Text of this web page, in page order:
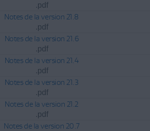
.pdf
Notes de la version 21.8
.pdf
Notes de la version 21.6
.pdf
Notes de la version 21.4
.pdf
Notes de la version 21.3
.pdf
Notes de la version 21.2
.pdf
Notes de la version 20.7